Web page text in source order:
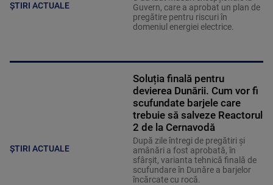
ȘTIRI ACTUALE
Guvern, care a aprobat un plan de
pregătire pentru riscuri în
domeniul energiei electrice.
ȘTIRI ACTUALE
Soluția finală pentru
devierea Dunării. Cum vor fi
scufundate barjele care
trebuie să salveze Reactorul
2 de la Cernavodă
După zile întregi de pregătiri și
amânări a fost aprobată, în
sfârșit, varianta tehnică finală de
scufundare în Dunăre a barjelor
încărcate cu rocă.